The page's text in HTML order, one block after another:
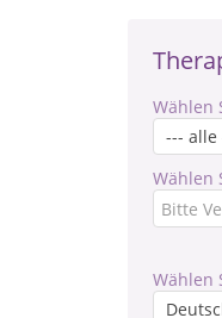
Wählen
Wählen
Wählen